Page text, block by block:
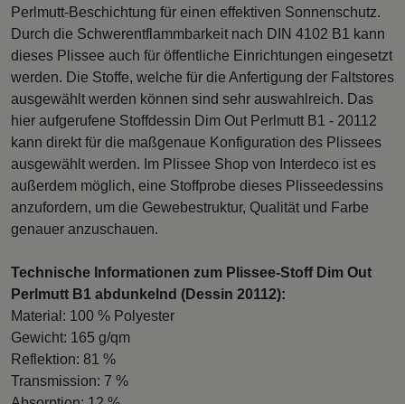
Perlmutt-Beschichtung für einen effektiven Sonnenschutz.
Durch die Schwerentflammbarkeit nach DIN 4102 B1 kann
dieses Plissee auch für öffentliche Einrichtungen eingesetzt
werden. Die Stoffe, welche für die Anfertigung der Faltstores
ausgewählt werden können sind sehr auswahlreich. Das
hier aufgerufene Stoffdessin Dim Out Perlmutt B1 - 20112
kann direkt für die maßgenaue Konfiguration des Plissees
ausgewählt werden. Im Plissee Shop von Interdeco ist es
außerdem möglich, eine Stoffprobe dieses Plisseedessins
anzufordern, um die Gewebestruktur, Qualität und Farbe
genauer anzuschauen.
Technische Informationen zum Plissee-Stoff Dim Out
Perlmutt B1 abdunkelnd (Dessin 20112):
Material: 100 % Polyester
Gewicht: 165 g/qm
Reflektion: 81 %
Transmission: 7 %